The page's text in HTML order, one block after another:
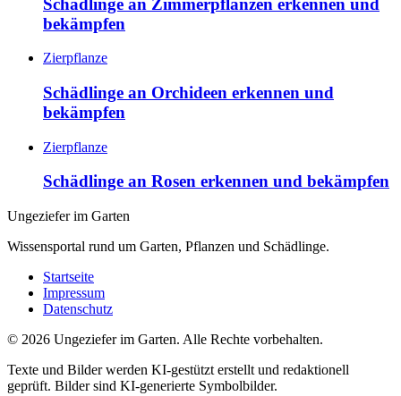
bekämpfen
Zierpflanze
Schädlinge an Orchideen erkennen und
bekämpfen
Zierpflanze
Schädlinge an Rosen erkennen und bekämpfen
Ungeziefer im Garten
Wissensportal rund um Garten, Pflanzen und Schädlinge.
Startseite
Impressum
Datenschutz
© 2026 Ungeziefer im Garten. Alle Rechte vorbehalten.
Texte und Bilder werden KI-gestützt erstellt und redaktionell
geprüft. Bilder sind KI-generierte Symbolbilder.